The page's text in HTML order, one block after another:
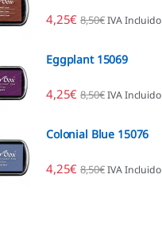
4,25€ 8,50€ IVA Incluido
Eggplant 15069
4,25€ 8,50€ IVA Incluido
Colonial Blue 15076
4,25€ 8,50€ IVA Incluido